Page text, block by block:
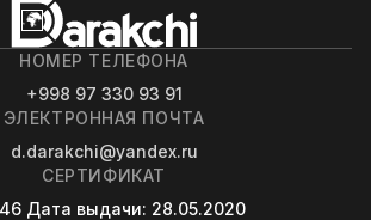
НОМЕР ТЕЛЕФОНА
+998 97 330 93 91
ЭЛЕКТРОННАЯ ПОЧТА
d.darakchi@yandex.ru
СЕРТИФИКАТ
Дата выдачи: 28.05.2020